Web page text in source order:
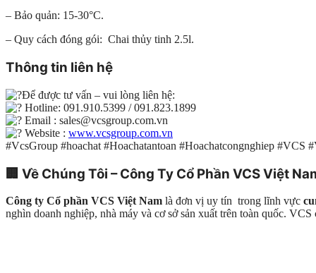
– Bảo quản: 15-30°C.
– Quy cách đóng gói: Chai thủy tinh 2.5l.
Thông tin liên hệ
Để được tư vấn – vui lòng liên hệ:
Hotline: 091.910.5399 / 091.823.1899
Email : sales@vcsgroup.com.vn
Website : www.vcsgroup.com.vn
#VcsGroup #hoachat #Hoachatantoan #Hoachatcongnghiep #VCS
🏢 Về Chúng Tôi – Công Ty Cổ Phần VCS Việt
Công ty Cổ phần VCS Việt Nam là đơn vị uy tín trong lĩnh vực
nghìn doanh nghiệp, nhà máy và cơ sở sản xuất trên toàn quốc.